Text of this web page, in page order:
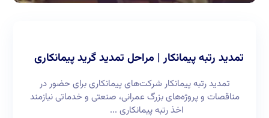
تمدید رتبه پیمانکار | مراحل تمدید گرید پیمانکاری
تمدید رتبه پیمانکار شرکت‌های پیمانکاری برای حضور در
مناقصات و پروژه‌های بزرگ عمرانی، صنعتی و خدماتی نیازمند
اخذ رتبه پیمانکاری ...